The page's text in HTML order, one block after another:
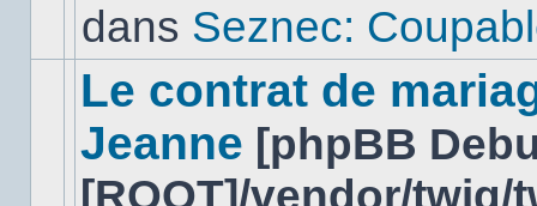
dansdans Seznec:
Le contrat de
Jeanne [phpBB
[ROOT]/vendor/